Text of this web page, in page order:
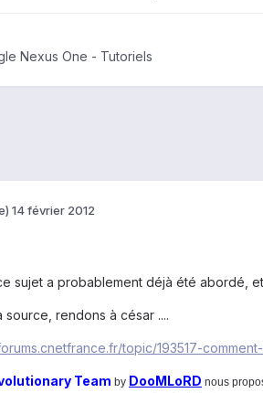
Nexus One - Tutoriels
14 février 2012
sujet a probablement déjà été abordé,
source, rendons à césar ....
topic/193517-
Team by DooMLoRD nous